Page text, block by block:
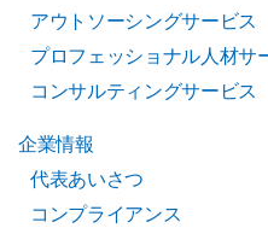
アウトソーシングサービス
プロフェッショナル人材サ
コンサルティングサービス
企業情報
代表あいさつ
コンプライアンス